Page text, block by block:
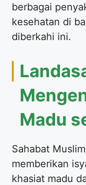
berbagai
kesehatan di
diberkahi ini.
Madu
Sahabat
memberikan
khasiat madu